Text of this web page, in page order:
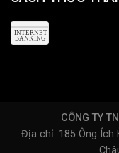
CÔNG TY
Địa chỉ: 185 Ông Ích